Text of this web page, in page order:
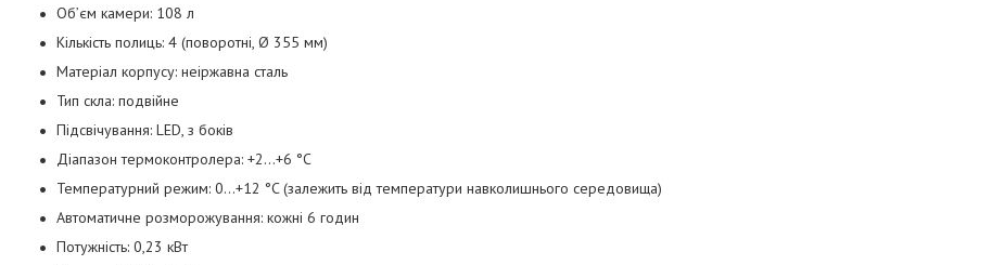
Об’єм камери: 108 л
Кількість полиць: 4 (поворотні, Ø 355 мм)
Матеріал корпусу: неіржавна сталь
Тип скла: подвійне
Підсвічування: LED, з боків
Діапазон термоконтролера: +2...+6 °C
Температурний режим: 0...+12 °C (залежить від температури навколишнього середовища)
Автоматичне розморожування: кожні 6 годин
Потужність: 0,23 кВт